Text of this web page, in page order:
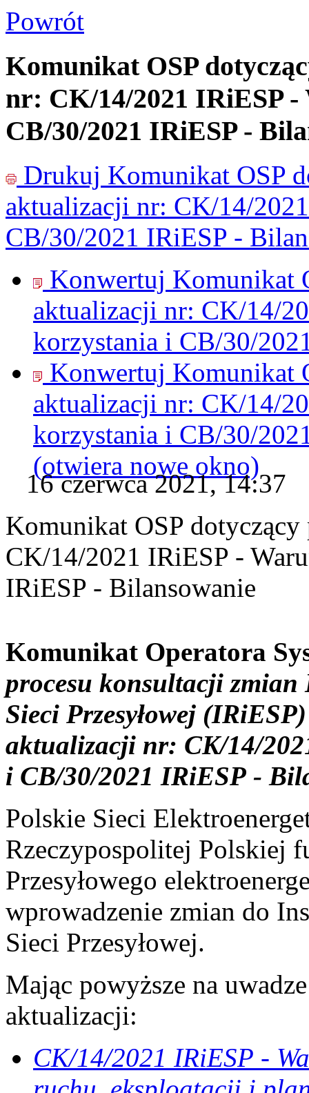
Powrót
Komunikat OSP
nr: CK/14/2021 IRiESP
CB/30/2021 IRiESP -
Drukuj Komunikat OSP
aktualizacji nr: CK/14/
CB/30/2021 IRiESP -
Konwertuj Komunikat
aktualizacji nr: CK/14/
korzystania i CB/30/
Konwertuj Komunikat
aktualizacji nr: CK/14/
korzystania i CB/30/
(otwiera nowe okno)
16 czerwca 2021, 14:37
Komunikat OSP
CK/14/2021 IRiESP -
IRiESP - Bilansowanie
Komunikat Operatora
procesu konsultacji
Sieci Przesyłowej
aktualizacji nr: CK/14/
i CB/30/2021 IRiESP -
Polskie Sieci
Rzeczypospolitej Polskiej
Przesyłowego
wprowadzenie zmian do
Sieci Przesyłowej.
Mając powyższe na
aktualizacji:
CK/14/2021 IRiESP -